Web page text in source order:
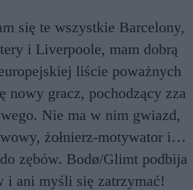
się te wszystkie Barcelony,
i Liverpoole, mam dobrą
liście poważnych
nowy gracz, pochodzący zza
Nie ma w nim gwiazd,
żołnierz-motywator i…
zębów. Bodø/Glimt podbija
i ani myśli się zatrzymać!